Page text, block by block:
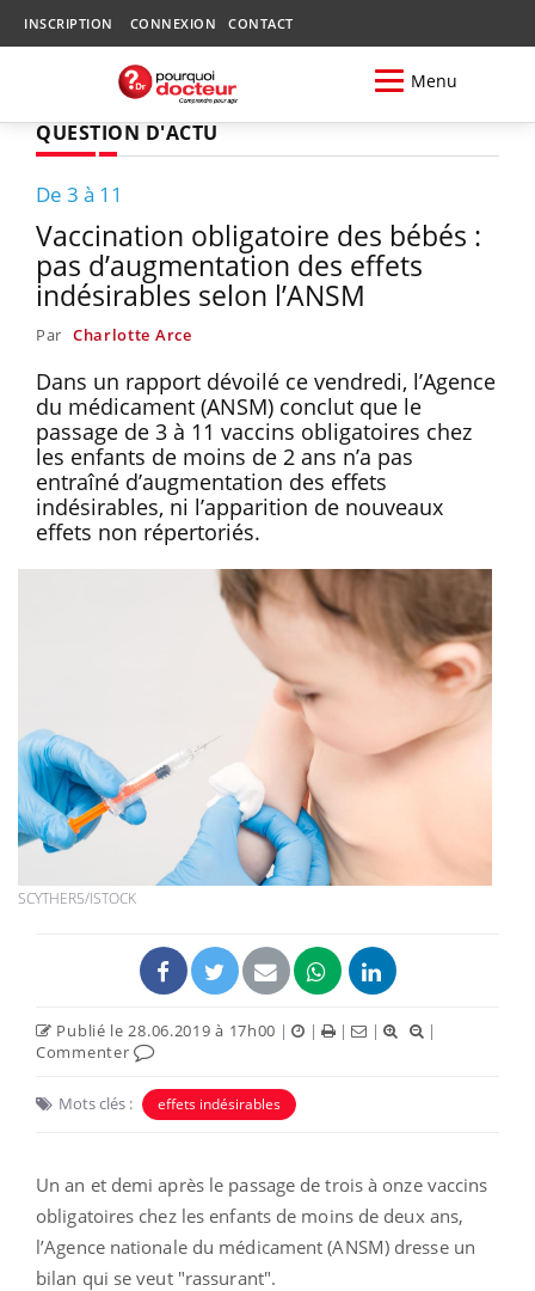
INSCRIPTION CONNEXION CONTACT
Menu
QUESTION D'ACTU
De 3 à 11
Vaccination obligatoire des bébés :
pas d’augmentation des effets
indésirables selon l’ANSM
Par Charlotte Arce
Dans un rapport dévoilé ce vendredi, l’Agence
du médicament (ANSM) conclut que le
passage de 3 à 11 vaccins obligatoires chez
les enfants de moins de 2 ans n’a pas
entraîné d’augmentation des effets
indésirables, ni l’apparition de nouveaux
effets non répertoriés.
SCYTHER5/ISTOCK
Publié le 28.06.2019 à 17h00 | | | |
|
Commenter
Mots clés : effets indésirables
Un an et demi après le passage de trois à onze vaccins
obligatoires chez les enfants de moins de deux ans,
l’Agence nationale du médicament (ANSM) dresse un
bilan qui se veut "rassurant".